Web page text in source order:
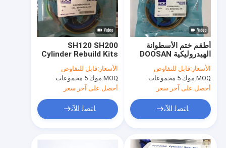
SH120 SH200
Cylinder Rebuild Kits
لحفارة ذراع الرافعة دلو
الأسعار:قابل للتفاوض
MOQ: موك 5 مجموعات
أحصل على آخر سعر
ﺎﺘﺼﻟ ﺍﻶﻧ
أطقم ختم الأسطوانة
الهيدروليكية DOOSAN
Excavator DX60
7200210300
الأسعار:قابل للتفاوض
MOQ: موك 5 مجموعات
أحصل على آخر سعر
ﺎﺘﺼﻟ ﺍﻶﻧ